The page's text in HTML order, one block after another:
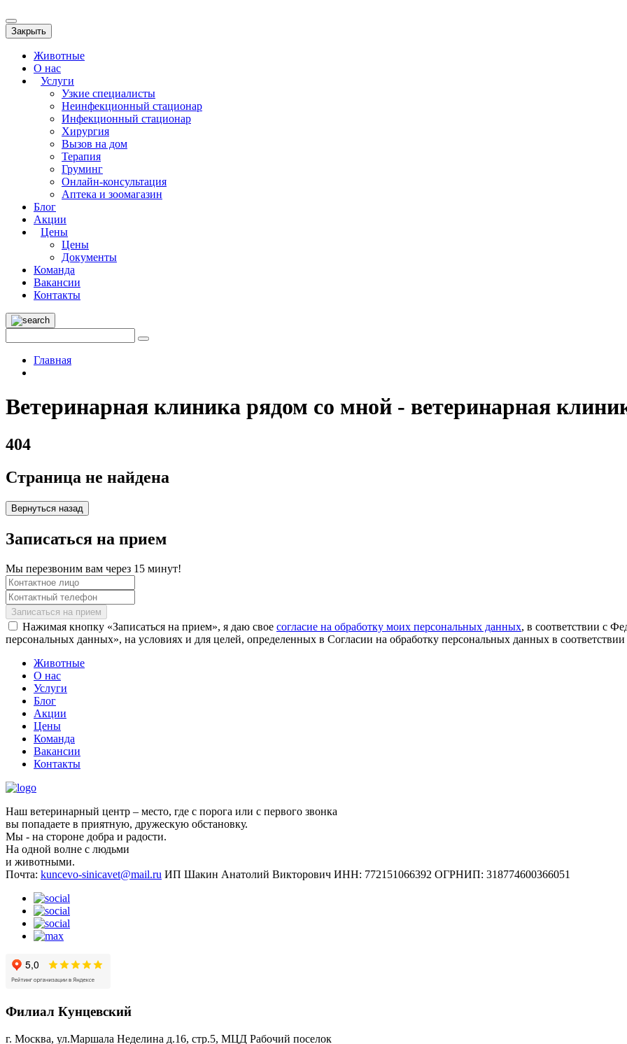
Закрыть
Животные
О нас
Услуги
Узкие специалисты
Неинфекционный стационар
Инфекционный стационар
Хирургия
Вызов на дом
Терапия
Груминг
Онлайн-консультация
Аптека и зоомагазин
Блог
Акции
Цены
Цены
Документы
Команда
Вакансии
Контакты
Главная
Ветеринарная клиника рядом со мной - ветеринарная
404
Страница не найдена
Вернуться назад
Записаться на прием
Мы перезвоним вам через 15 минут!
Нажимая кнопку «Записаться на прием», я даю свое согласие на обработку моих персональных данных, в соответствии с
персональных данных», на условиях и для целей, определенных в Согласии на обработку персональных данных в соответствии
Животные
О нас
Услуги
Блог
Акции
Цены
Команда
Вакансии
Контакты
Наш ветеринарный центр – место, где с порога или с первого звонка
вы попадаете в приятную, дружескую обстановку.
Мы - на стороне добра и радости.
На одной волне с людьми
и животными.
Почта: kuncevo-sinicavet@mail.ru ИП Шакин Анатолий Викторович ИНН: 772151066392 ОГРНИП: 318774600366051
Филиал Кунцевский
г. Москва, ул.Маршала Неделина д.16, стр.5, МЦД Рабочий поселок